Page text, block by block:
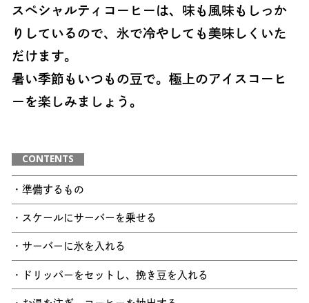
スペシャルティコーヒーは、味も風味もしっか
りしているので、氷で冷やしても美味しくいた
だけます。
暑い季節もいつもの豆で。極上のアイスコーヒ
ーを楽しみましょう。
CONTENTS
・準備するもの
・スケールにサーバーを乗せる
・サーバーに氷を入れる
・ドリッパーをセットし、挽き豆を入れる